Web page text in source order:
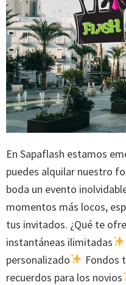
En Sapaflash estamos
puedes alquilar nuestro
boda un evento
momentos más locos,
tus invitados. ¿Qué te
instantáneas ilimitadas
personalizado
Fondos
recuerdos para los novios